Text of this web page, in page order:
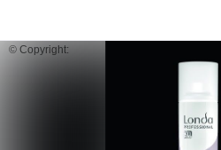
© Copyright: